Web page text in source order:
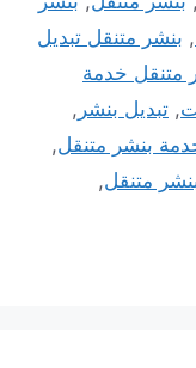
, بنشر متنقل تبديل
متنقل خدمة
, تبديل بنشر ,
بنشر متنقل,
متنقل,